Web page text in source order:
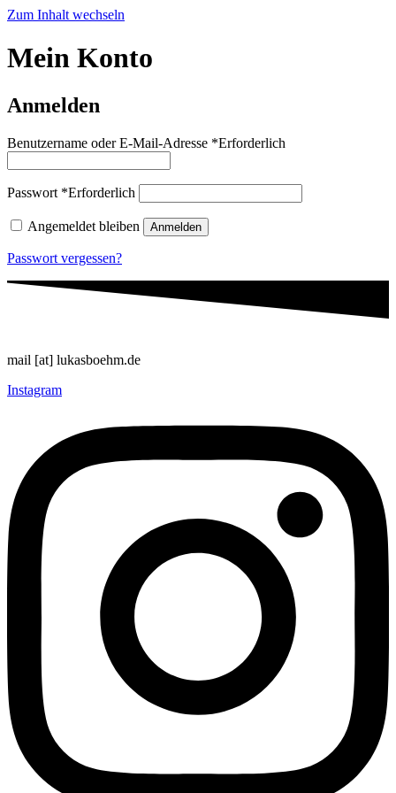
Zum Inhalt wechseln
Mein Konto
Anmelden
Benutzername oder E-Mail-Adresse *Erforderlich
Passwort *Erforderlich
Angemeldet bleiben Anmelden
Passwort vergessen?
mail [at] lukasboehm.de
Instagram